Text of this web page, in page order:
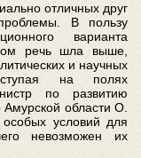
отличных друг
В пользу
варианта
речь шла выше,
и научных
на полях
по развитию
области О.
условий для
невозможен их